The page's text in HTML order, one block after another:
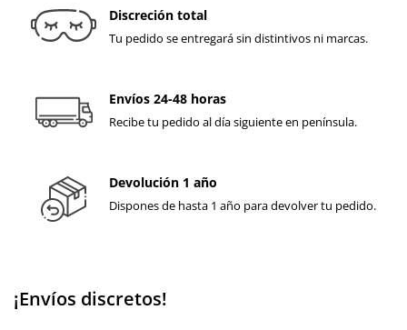
Discreción total
Tu pedido se entregará sin distintivos ni marcas.
Envíos 24-48 horas
Recibe tu pedido al día siguiente en península.
Devolución 1 año
Dispones de hasta 1 año para devolver tu pedido.
¡Envíos discretos!